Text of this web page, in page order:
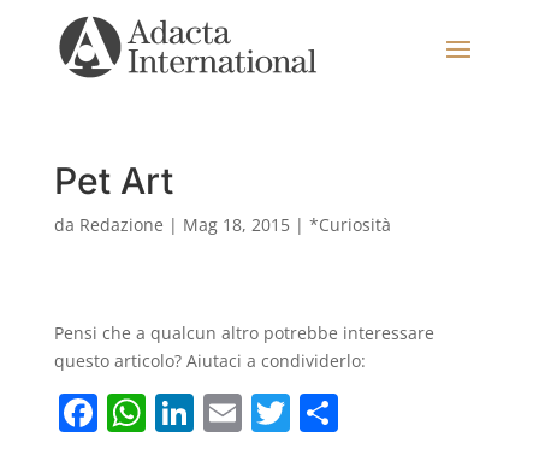
Pet Art
da Redazione | Mag 18, 2015| *Curiosità
Pensi che a qualcun altro potrebbe interessare
questo articolo? Aiutaci a condividerlo:
F W Li E T C